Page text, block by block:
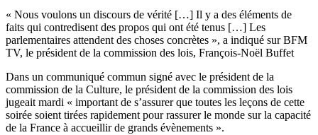
« Nous voulons un discours de vérité […] Il y a des éléments de
faits qui contredisent des propos qui ont été tenus […] Les
parlementaires attendent des choses concrètes », a indiqué sur BFM
TV, le président de la commission des lois, François-Noël Buffet
Dans un communiqué commun signé avec le président de la
commission de la Culture, le président de la commission des lois
jugeait mardi « important de s’assurer que toutes les leçons de cette
soirée soient tirées rapidement pour rassurer le monde sur la capacité
de la France à accueillir de grands évènements ».